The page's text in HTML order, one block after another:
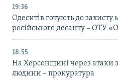
19:36
Одеситів готують до
російського десанту – ОТУ
18:55
На Херсонщині через атаки
людини – прокуратура